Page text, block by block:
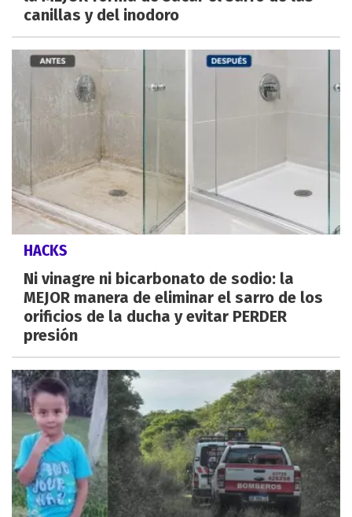
canillas y del inodoro
HACKS
Ni vinagre ni bicarbonato de sodio: la
MEJOR manera de eliminar el sarro de los
orificios de la ducha y evitar PERDER
presión